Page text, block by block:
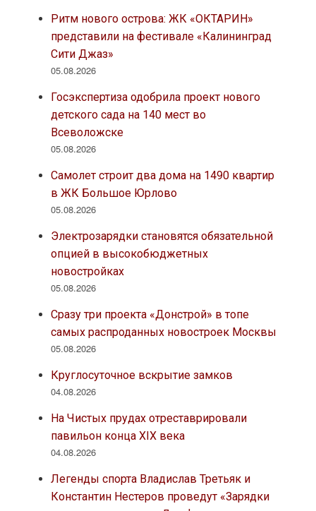
Ритм нового острова: ЖК «ОКТАРИН»
представили на фестивале «Калининград
Сити Джаз»
05.08.2026
Госэкспертиза одобрила проект нового
детского сада на 140 мест во
Всеволожске
05.08.2026
Самолет строит два дома на 1490 квартир
в ЖК Большое Юрлово
05.08.2026
Электрозарядки становятся обязательной
опцией в высокобюджетных
новостройках
05.08.2026
Сразу три проекта «Донстрой» в топе
самых распроданных новостроек Москвы
05.08.2026
Круглосуточное вскрытие замков
04.08.2026
На Чистых прудах отреставрировали
павильон конца XIX века
04.08.2026
Легенды спорта Владислав Третьяк и
Константин Нестеров проведут «Зарядки